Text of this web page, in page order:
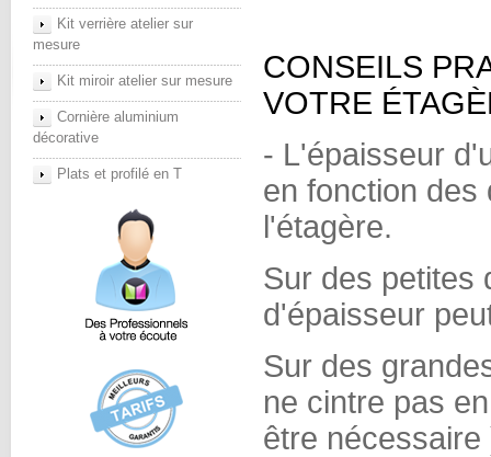
Kit verrière atelier sur
mesure
Kit miroir atelier sur mesure
Cornière aluminium
décorative
Plats et profilé en T
CONSEILS
VOTRE
- L'épaisseur
en fonction des
l'étagère.
Sur des petites
d'épaisseur
Sur des
ne cintre pas
être nécessaire